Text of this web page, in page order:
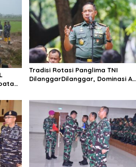
Tradisi Rotasi Panglima TNI
DilanggarDilanggar, Dominasi AD